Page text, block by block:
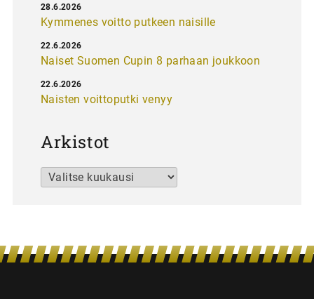
Kymmenes voitto putkeen naisille
28.6.2026
Naiset Suomen Cupin 8 parhaan joukkoon
22.6.2026
Naisten voittoputki venyy
22.6.2026
Arkistot
Arkistot